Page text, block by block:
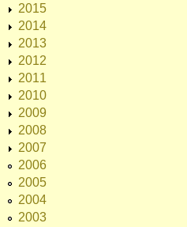
2015
2014
2013
2012
2011
2010
2009
2008
2007
2006
2005
2004
2003